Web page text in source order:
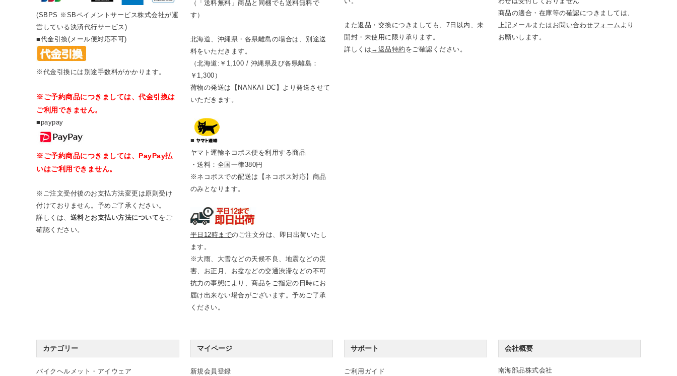
(SBPS ※SBペイメントサービス株式会社が運
営している決済代行サービス)
■代金引換(メール便対応不可)
※代金引換には別途手数料がかかります。
※ご予約商品につきましては、代金引換は
ご利用できません。
■paypay
※ご予約商品につきましては、PayPay払
いはご利用できません。
※ご注文受付後のお支払方法変更は原則受け
付けておりません。予めご了承ください。
詳しくは、 送料とお支払い方法についてをご
確認ください。
（「送料無料」商品と同梱でも送料無料で
す）
北海道、沖縄県・各県離島の場合は、別途送
料をいただきます。
（北海道:￥1,100 / 沖縄県及び各県離島：
￥1,300）
荷物の発送は【NANKAI DC】より発送させて
いただきます。
■
ヤマト運輸ネコポス便を利用する商品
・送料：全国一律380円
※ネコポスでの配送は【ネコポス対応】商品
のみとなります。
平日12時までのご注文分は、即日出荷いたし
ます。
※大雨、大雪などの天候不良、地震などの災
害、お正月、お盆などの交通渋滞などの不可
抗力の事態により、商品をご指定の日時にお
届け出来ない場合がございます。予めご了承
ください。
また返品・交換につきましても、7日以内、未
開封・未使用に限り承ります。
詳しくは →返品特約 をご確認ください。
商品の適合・在庫等の確認につきましては、
上記メールまたは お問い合わせフォーム より
お願いします。
カテゴリー
バイクヘルメット・アイウェア
マイページ
新規会員登録
サポート
ご利用ガイド
会社概要
南海部品株式会社